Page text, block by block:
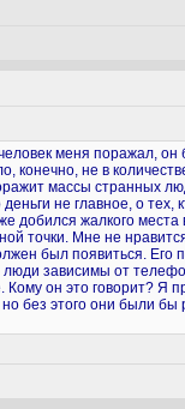
меня поражал,
не в
массы странных
не главное, о
добился жалкого
точки. Мне не
был появиться.
люди зависимы от
Кому он это
без этого они были